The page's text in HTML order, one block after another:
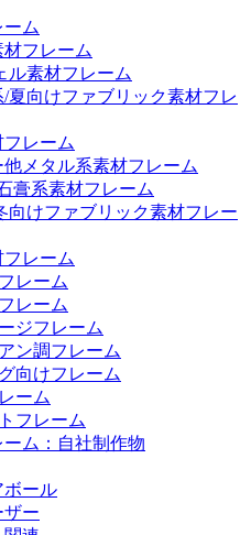
ム
フレーム
素材フレーム
向けファブリック素材フレ
レーム
メタル系素材フレーム
膏系素材フレーム
けファブリック素材フレー
レーム
レーム
レーム
ジフレーム
ン調フレーム
向けフレーム
ーム
フレーム
ーム：自社制作物
ール
ー